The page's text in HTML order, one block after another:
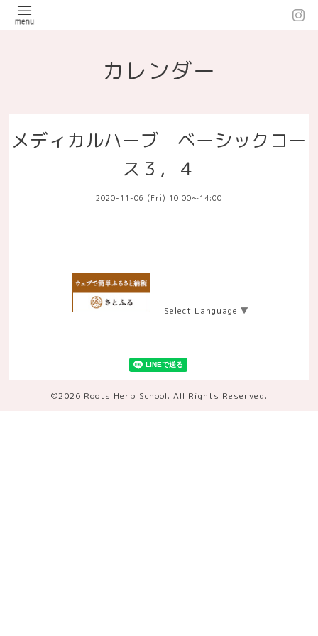
カレンダー
メディカルハーブ ベーシックコー
ス３，４
2020-11-06 (Fri) 10:00～14:00
Select Language ▼
©2026 Roots Herb School. All Rights Reserved.